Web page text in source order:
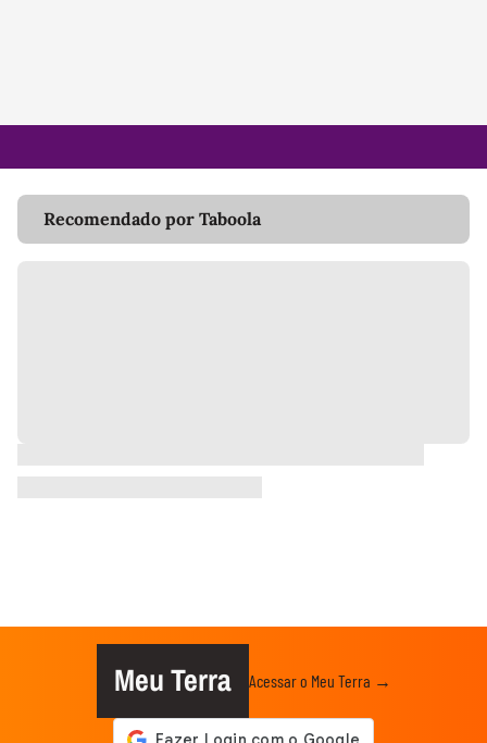
Recomendado por Taboola
Meu Terra Acessar o Meu Terra →